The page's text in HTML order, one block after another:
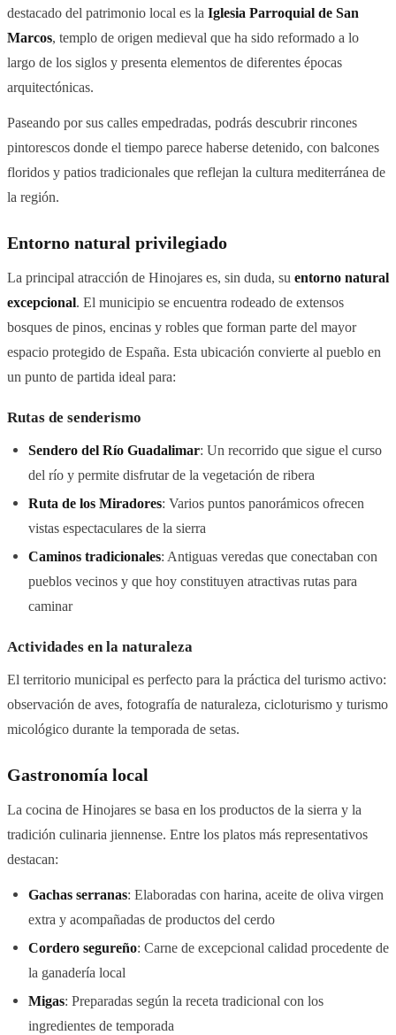
destacado del patrimonio local es la Iglesia Parroquial de San
Marcos, templo de origen medieval que ha sido reformado a lo
largo de los siglos y presenta elementos de diferentes épocas
arquitectónicas.
Paseando por sus calles empedradas, podrás descubrir rincones
pintorescos donde el tiempo parece haberse detenido, con balcones
floridos y patios tradicionales que reflejan la cultura mediterránea de
la región.
Entorno natural privilegiado
La principal atracción de Hinojares es, sin duda, su entorno natural
excepcional. El municipio se encuentra rodeado de extensos
bosques de pinos, encinas y robles que forman parte del mayor
espacio protegido de España. Esta ubicación convierte al pueblo en
un punto de partida ideal para:
Rutas de senderismo
Sendero del Río Guadalimar: Un recorrido que sigue el curso
del río y permite disfrutar de la vegetación de ribera
Ruta de los Miradores: Varios puntos panorámicos ofrecen
vistas espectaculares de la sierra
Caminos tradicionales: Antiguas veredas que conectaban con
pueblos vecinos y que hoy constituyen atractivas rutas para
caminar
Actividades en la naturaleza
El territorio municipal es perfecto para la práctica del turismo activo:
observación de aves, fotografía de naturaleza, cicloturismo y turismo
micológico durante la temporada de setas.
Gastronomía local
La cocina de Hinojares se basa en los productos de la sierra y la
tradición culinaria jiennense. Entre los platos más representativos
destacan:
Gachas serranas: Elaboradas con harina, aceite de oliva virgen
extra y acompañadas de productos del cerdo
Cordero segureño: Carne de excepcional calidad procedente de
la ganadería local
Migas: Preparadas según la receta tradicional con los
ingredientes de temporada